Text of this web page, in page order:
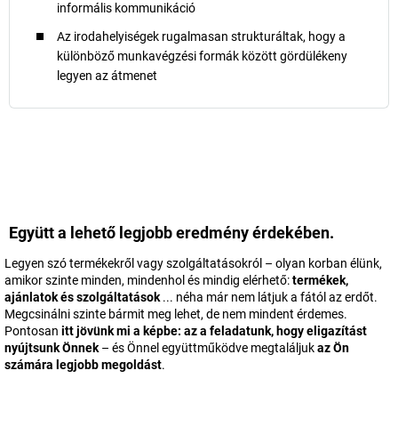
informális kommunikáció
Az irodahelyiségek rugalmasan strukturáltak, hogy a
különböző munkavégzési formák között gördülékeny
legyen az átmenet
Együtt a lehető legjobb eredmény érdekében.
Legyen szó termékekről vagy szolgáltatásokról – olyan korban élünk,
amikor szinte minden, mindenhol és mindig elérhető:termékek,
ajánlatok és szolgáltatások ... néha már nem látjuk a fától az erdőt.
Megcsinálni szinte bármit meg lehet, de nem mindent érdemes.
Pontosan itt jövünk mi a képbe: az a feladatunk, hogy eligazítást
nyújtsunk Önnek – és Önnel együttműködve megtaláljukaz Ön
számára legjobb megoldást.